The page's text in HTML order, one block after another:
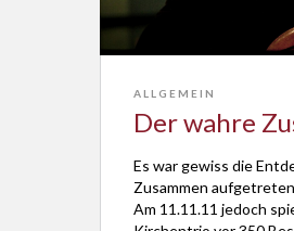
ALLGEMEIN
Der wahre
Es war gewiss die
Zusammen
Am 11.11.11 jedoch